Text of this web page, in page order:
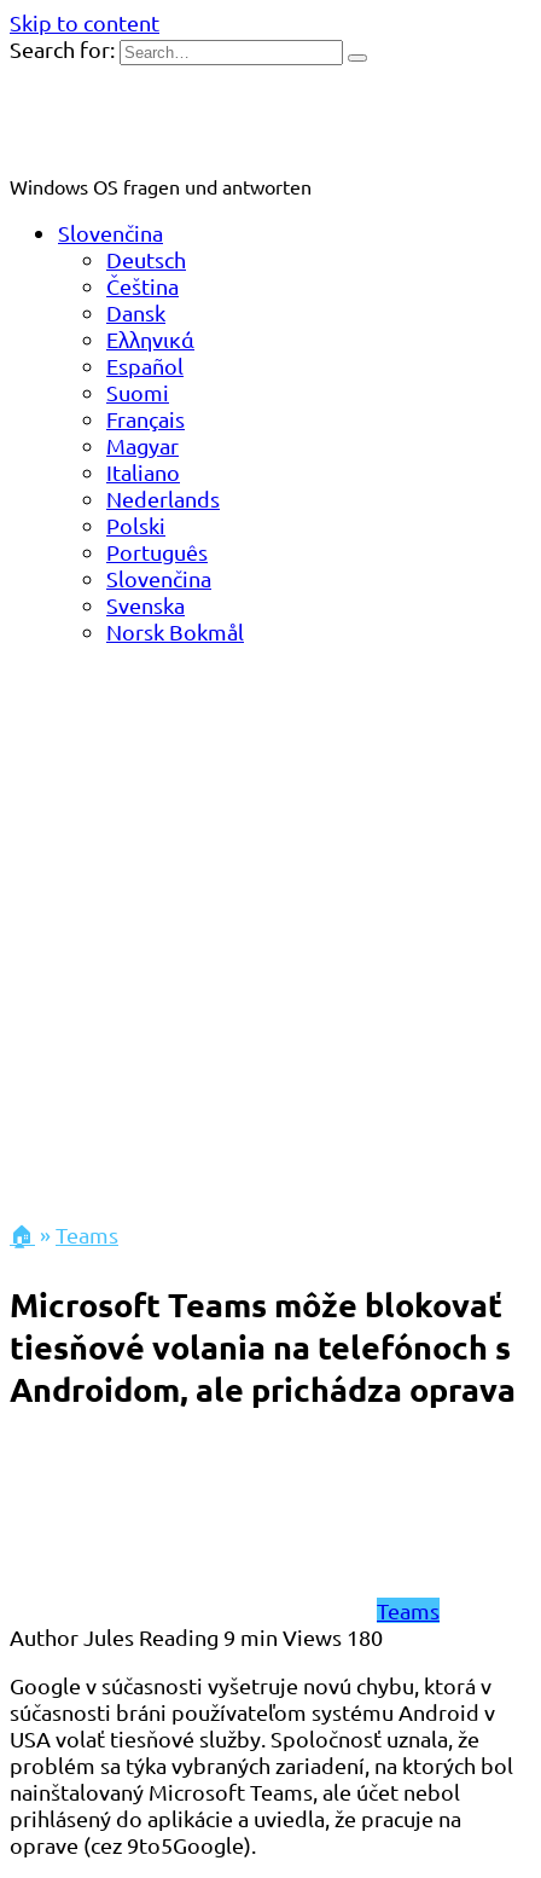
Skip to content
Search for:
Windows OS fragen und antworten
Slovenčina
Deutsch
Čeština
Dansk
Ελληνικά
Español
Suomi
Français
Magyar
Italiano
Nederlands
Polski
Português
Slovenčina
Svenska
Norsk Bokmål
🏠 »Teams
Microsoft Teams môže blokovať
tiesňové volania na telefónoch s
Androidom, ale prichádza oprava
Teams
Author Jules Reading 9 min Views 180
Google v súčasnosti vyšetruje novú chybu, ktorá v
súčasnosti bráni používateľom systému Android v
USA volať tiesňové služby. Spoločnosť uznala, že
problém sa týka vybraných zariadení, na ktorých bol
nainštalovaný Microsoft Teams, ale účet nebol
prihlásený do aplikácie a uviedla, že pracuje na
oprave (cez 9to5Google).